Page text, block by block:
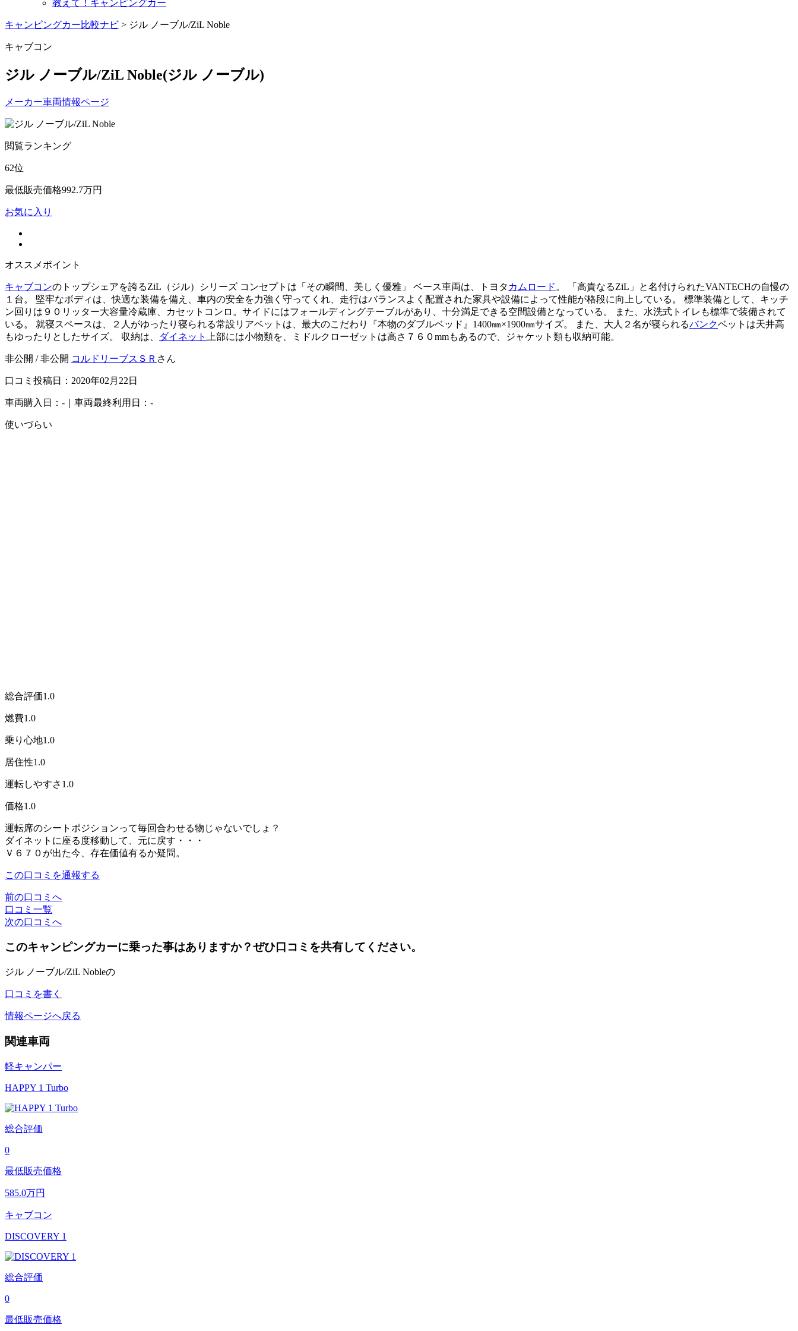
教えて！キャンピングカー
キャンピングカー比較ナビ > ジル ノーブル/ZiL Noble
キャブコン
ジル ノーブル/ZiL Noble(ジル ノーブル)
メーカー車両情報ページ
閲覧ランキング
62位
最低販売価格992.7万円
お気に入り
オススメポイント
キャブコンのトップシェアを誇るZiL（ジル）シリーズ コンセプトは「その瞬間、美しく優雅」 ベース車両は、トヨタ カムロード 。 「高貴なるZiL」と名付けられたVANTECHの自慢の
１台。 堅牢なボディは、快適な装備を備え、車内の安全を力強く守ってくれ、走行はバランスよく配置された家具や設備によって性能が格段に向上している。 標準装備として、キッチ
ン回りは９０リッター大容量冷蔵庫、カセットコンロ。サイドにはフォールディングテーブルがあり、十分満足できる空間設備となっている。 また、水洗式トイレも標準で装備されて
いる。 就寝スペースは、２人がゆったり寝られる常設リアベットは、最大のこだわり『本物のダブルベッド』1400㎜×1900㎜サイズ。 また、大人２名が寝られるバンクベットは天井高
もゆったりとしたサイズ。 収納は、
ダイネット 上部には小物類を、ミドルクローゼットは高さ７６０mmもあるので、ジャケット類も収納可能。
非公開 / 非公開 コルドリーブスＳＲ さん
口コミ投稿日：2020年02月22日
車両購入日：-｜車両最終利用日：-
使いづらい
総合評価1.0
燃費1.0
乗り心地1.0
居住性1.0
運転しやすさ 1.0
価格1.0
運転席のシートポジションって毎回合わせる物じゃないでしょ？
ダイネットに座る度移動して、元に戻す・・・
Ｖ６７０が出た今、存在価値有るか疑問。
この口コミを通報する
前の口コミへ
口コミ一覧
次の口コミへ
このキャンピングカーに乗った事はありますか？ぜひ口コミを共有してください。
ジル ノーブル/ZiL Nobleの
口コミを書く
情報ページへ戻る
関連車両
軽キャンパー
HAPPY 1 Turbo
総合評価
0
最低販売価格
585.0万円
キャブコン
DISCOVERY 1
総合評価
0
最低販売価格